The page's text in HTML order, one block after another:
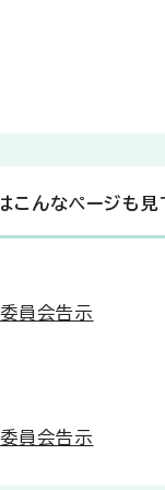
こんなページも見
員会告示
員会告示